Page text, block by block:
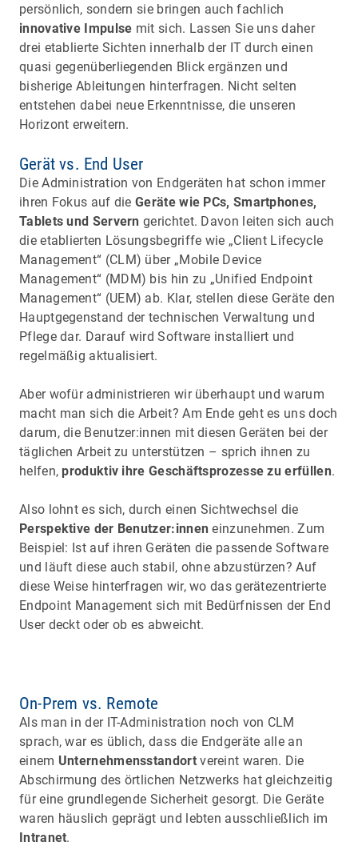
persönlich, sondern sie bringen auch fachlich
innovative Impulse mit sich. Lassen Sie uns daher
drei etablierte Sichten innerhalb der IT durch einen
quasi gegenüberliegenden Blick ergänzen und
bisherige Ableitungen hinterfragen. Nicht selten
entstehen dabei neue Erkenntnisse, die unseren
Horizont erweitern.
Gerät vs. End User
Die Administration von Endgeräten hat schon immer
ihren Fokus auf dieGeräte wie PCs, Smartphones,
Tablets und Servern gerichtet. Davon leiten sich auch
die etablierten Lösungsbegriffe wie „Client Lifecycle
Management“ (CLM) über „Mobile Device
Management“ (MDM) bis hin zu „Unified Endpoint
Management“ (UEM) ab. Klar, stellen diese Geräte den
Hauptgegenstand der technischen Verwaltung und
Pflege dar. Darauf wird Software installiert und
regelmäßig aktualisiert.
Aber wofür administrieren wir überhaupt und warum
macht man sich die Arbeit? Am Ende geht es uns doch
darum, die Benutzer:innen mit diesen Geräten bei der
täglichen Arbeit zu unterstützen – sprich ihnen zu
helfen, produktiv ihre Geschäftsprozesse zu erfüllen.
Also lohnt es sich, durch einen Sichtwechsel die
Perspektive der Benutzer:innen einzunehmen. Zum
Beispiel: Ist auf ihren Geräten die passende Software
und läuft diese auch stabil, ohne abzustürzen? Auf
diese Weise hinterfragen wir, wo das gerätezentrierte
Endpoint Management sich mit Bedürfnissen der End
User deckt oder ob es abweicht.
On-Prem vs. Remote
Als man in der IT-Administration noch von CLM
sprach, war es üblich, dass die Endgeräte alle an
einem Unternehmensstandortvereint waren. Die
Abschirmung des örtlichen Netzwerks hat gleichzeitig
für eine grundlegende Sicherheit gesorgt. Die Geräte
waren häuslich geprägt und lebten ausschließlich im
Intranet.